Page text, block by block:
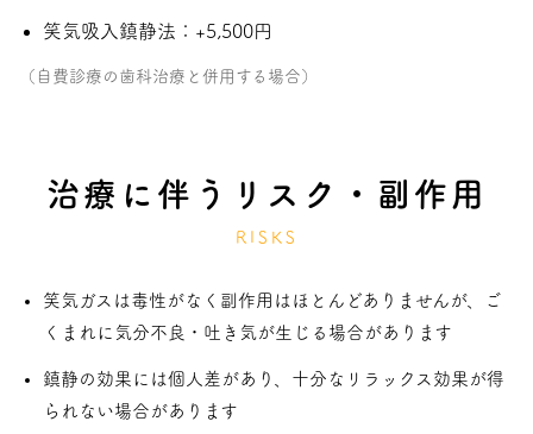
笑気吸入鎮静法：+5,500円
（自費診療の歯科治療と併用する場合）
治療に伴うリスク・副作用
RISKS
笑気ガスは毒性がなく副作用はほとんどありませんが、ご
くまれに気分不良・吐き気が生じる場合があります
鎮静の効果には個人差があり、十分なリラックス効果が得
られない場合があります